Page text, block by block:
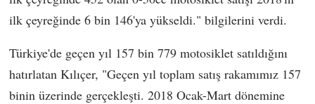
ilk çeyreğinde 6 bin 146'ya yükseldi." bilgilerini verdi.
Türkiye'de geçen yıl 157 bin 779 motosiklet satıldığını
hatırlatan Kılıçer, "Geçen yıl toplam satış rakamımız 157
binin üzerinde gerçekleşti. 2018 Ocak-Mart dönemine